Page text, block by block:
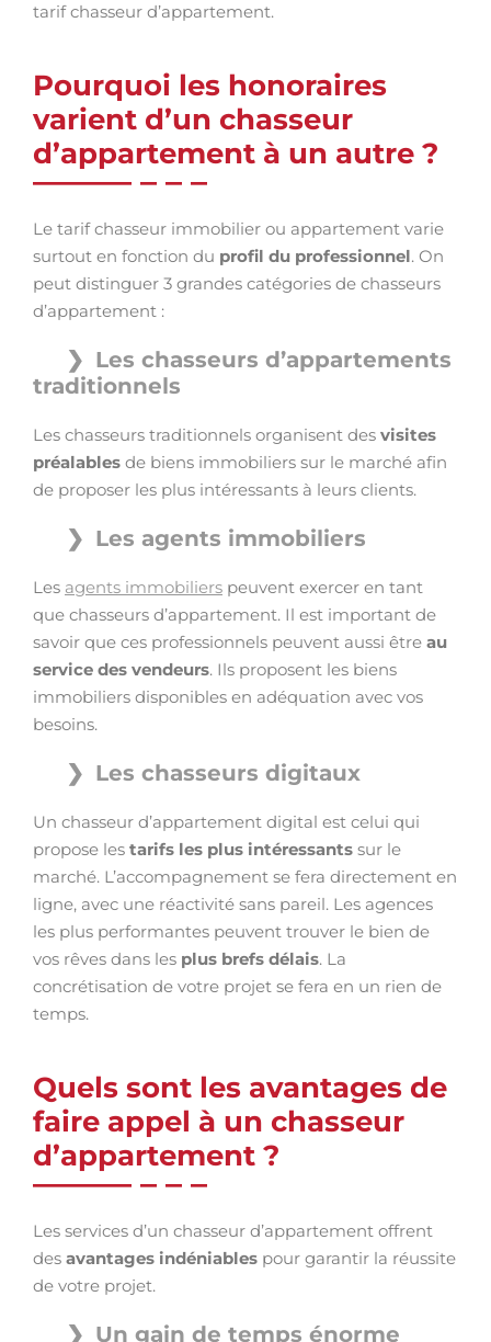
tarif chasseur d’appartement.
Pourquoi les honoraires
varient d’un chasseur
d’appartement à un autre ?
Le tarif chasseur immobilier ou appartement varie
surtout en fonction du profil du professionnel. On
peut distinguer 3 grandes catégories de chasseurs
d’appartement :
Les chasseurs d’appartements
traditionnels
Les chasseurs traditionnels organisent des visites
préalables de biens immobiliers sur le marché afin
de proposer les plus intéressants à leurs clients.
Les agents immobiliers
Les agents immobiliers peuvent exercer en tant
que chasseurs d’appartement. Il est important de
savoir que ces professionnels peuvent aussi être au
service des vendeurs. Ils proposent les biens
immobiliers disponibles en adéquation avec vos
besoins.
Les chasseurs digitaux
Un chasseur d’appartement digital est celui qui
propose les tarifs les plus intéressants sur le
marché. L’accompagnement se fera directement en
ligne, avec une réactivité sans pareil. Les agences
les plus performantes peuvent trouver le bien de
vos rêves dans les plus brefs délais. La
concrétisation de votre projet se fera en un rien de
temps.
Quels sont les avantages de
faire appel à un chasseur
d’appartement ?
Les services d’un chasseur d’appartement offrent
des avantages indéniables pour garantir la réussite
de votre projet.
Un gain de temps énorme